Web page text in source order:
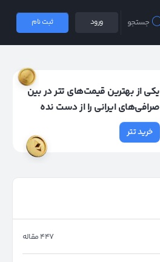
جستجو ورود ثبت نام
یکی از بهترین قیمت‌های تتر در بین
صرافی‌های ایرانی را از دست نده
خرید تتر
447 مقاله